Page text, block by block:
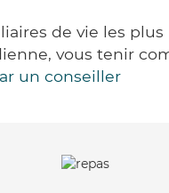
de vie les
vous tenir
un conseiller